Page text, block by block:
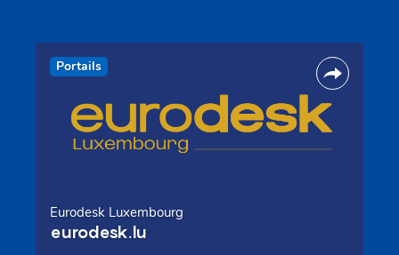
Portails
Eurodesk Luxembourg
eurodesk.lu